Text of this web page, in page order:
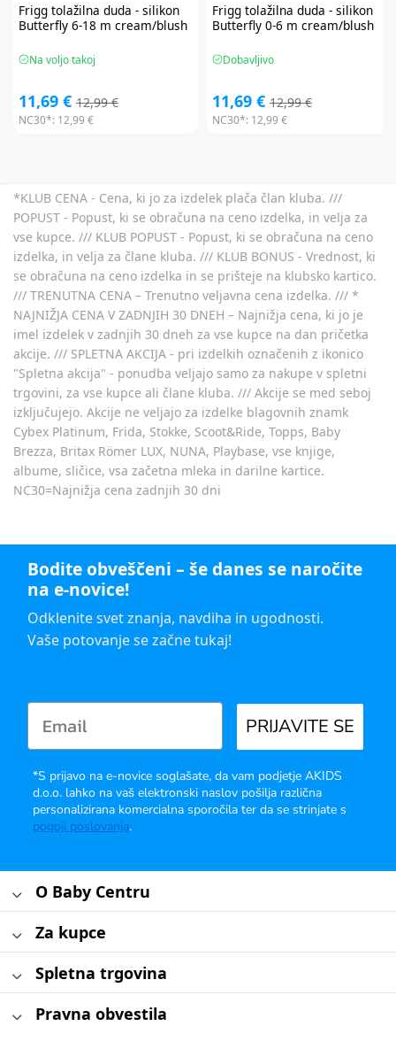
Friggtolažilna duda - silikon
Butterfly 6-18 m cream/blush
Na voljo takoj
11,69 € 12,99 €
NC30*: 12,99 €
Friggtolažilna duda - silikon
Butterfly 0-6 m cream/blush
Dobavljivo
11,69 € 12,99 €
NC30*: 12,99 €
*KLUB CENA - Cena, ki jo za izdelek plača član kluba. ///
POPUST - Popust, ki se obračuna na ceno izdelka, in velja za
vse kupce. /// KLUB POPUST - Popust, ki se obračuna na ceno
izdelka, in velja za člane kluba. /// KLUB BONUS - Vrednost, ki
se obračuna na ceno izdelka in se prišteje na klubsko kartico.
/// TRENUTNA CENA – Trenutno veljavna cena izdelka. /// *
NAJNIŽJA CENA V ZADNJIH 30 DNEH – Najnižja cena, ki jo je
imel izdelek v zadnjih 30 dneh za vse kupce na dan pričetka
akcije. /// SPLETNA AKCIJA - pri izdelkih označenih z ikonico
"Spletna akcija" - ponudba veljajo samo za nakupe v spletni
trgovini, za vse kupce ali člane kluba. /// Akcije se med seboj
izključujejo. Akcije ne veljajo za izdelke blagovnih znamk
Cybex Platinum, Frida, Stokke, Scoot&Ride, Topps, Baby
Brezza, Britax Römer LUX, NUNA, Playbase, vse knjige,
albume, sličice, vsa začetna mleka in darilne kartice.
NC30=Najnižja cena zadnjih 30 dni
Bodite obveščeni – še danes se naročite
na e-novice!
Odklenite svet znanja, navdiha in ugodnosti.
Vaše potovanje se začne tukaj!
PRIJAVITE SE
*S prijavo na e-novice soglašate, da vam podjetje AKIDS
d.o.o. lahko na vaš elektronski naslov pošilja različna
personalizirana komercialna sporočila ter da se strinjate s
pogoji poslovanja.
O Baby Centru
Za kupce
Spletna trgovina
Pravna obvestila